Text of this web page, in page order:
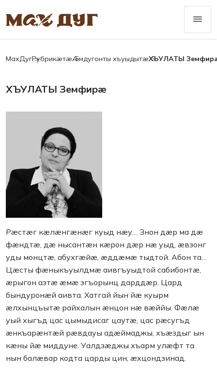
МахДугРубрикæтæÆмдугонты хъуыдытæХЪУЛАТЫ
ХЪУЛАТЫ Земфирæ
Рæстæг кæлæнгæнæг куыд нæу… Знон дæр ма дæ
фæндтæ, дæ нысантæн кæрон дæр нæ уыд, æвзонг
уды монцтæ, абухгæйæ, æддæмæ тыдтой. Абон та…
Цæсты фæныкъуылдмæ аивгъуыдтой сабибонтæ,
æрыгон азтæ æмæ згъорынц дарддæр. Цард
бындуронæй аивта. Хатгай йын йæ куырм
æлхынцъытæ райхалын æнцон нæ вæййы. Фæлæ
уый хыгъд цас цымыдисаг цаутæ, цас рæсугъд
æнкъарæнтæй рæвдауы адæймаджы, хъæздыг ын
кæны йæ миддуне. Уалдзæджы хъарм улæфт та
нын балæвар кодта царды цин, æхцондзинад.